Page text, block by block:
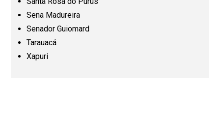
Paraná (PR)
Sena Madureira
Senador Guiomard
Tarauacá
Xapuri